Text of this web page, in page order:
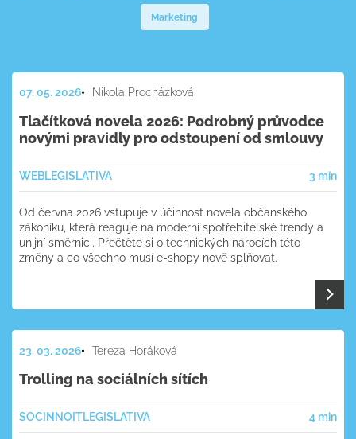
07. 05. 2026 Nikola Procházková
Tlačítková novela 2026: Podrobný průvodce
novými pravidly pro odstoupení od smlouvy
WEBLEGISLATIVA 3 min
Od června 2026 vstupuje v účinnost novela občanského
zákoníku, která reaguje na moderní spotřebitelské trendy a
unijní směrnici. Přečtěte si o technických nárocích této
změny a co všechno musí e-shopy nově splňovat.
23. 03. 2026 Tereza Horáková
Trolling na sociálních sítích
SOC INNOITLEGISLATIVA 4 min
Marketing